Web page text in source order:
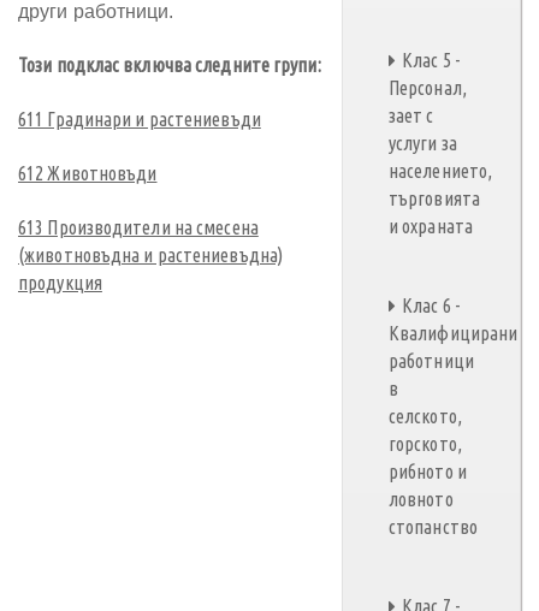
Клас 5 -
Персонал,
зает с
услуги за
населението,
търговията
и охраната
Клас 6 -
Квалифицирани
работници
в
селското,
горското,
рибното и
ловното
стопанство
Клас 7 -
други работници.
Този подклас включва следните групи:
611 Градинари и растениевъди
612 Животновъди
613 Производители на смесена
(животновъдна и растениевъдна)
продукция